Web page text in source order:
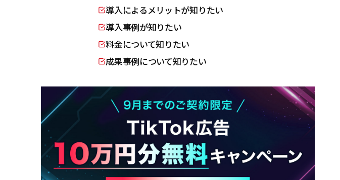
導入によるメリットが知りたい
導入事例が知りたい
料金について知りたい
成果事例について知りたい